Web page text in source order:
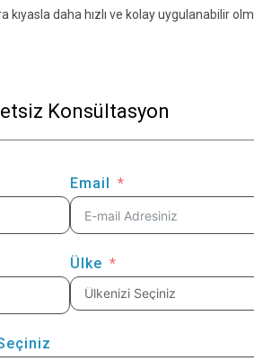
daha hızlı ve kolay uygulanabilir
Konsültasyon
Email
Ülke